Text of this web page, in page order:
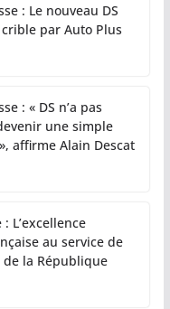
: Le nouveau DS
crible par Auto Plus
: « DS n’a pas
une simple
affirme Alain Descat
: L’excellence
au service de
de la République